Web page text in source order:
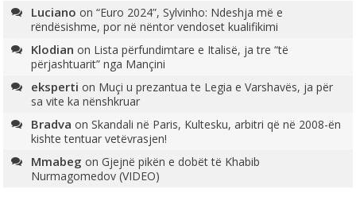
Luciano on“Euro 2024”, Sylvinho: Ndeshja më e
rëndësishme, por në nëntor vendoset kualifikimi
Klodian on Lista përfundimtare e Italisë, ja tre “të
përjashtuarit” nga Mançini
eksperti on Muçi u prezantua te Legia e Varshavës, ja për
sa vite ka nënshkruar
Bradva onSkandali në Paris, Kultesku, arbitri që në 2008-ën
kishte tentuar vetëvrasjen!
Mmabeg onGjejnë pikën e dobët të Khabib
Nurmagomedov (VIDEO)